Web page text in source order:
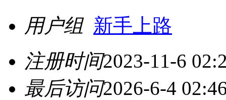
用户组 新手上路
注册时间2023-11-6
最后访问2026-6-4